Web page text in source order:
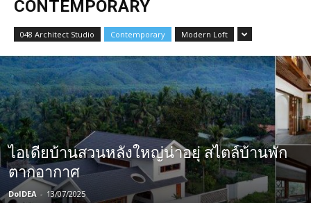
CONTEMPORARY
048 Architect Studio Contemporary Modern Loft
ไอเดียบ้านสวนหลังใหญ่น่าอยุ่ สไตล์บ้านพัก
ตากอากาศ
DoIDEA - 13/07/2025